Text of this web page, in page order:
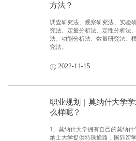
方法？
调查研究法、观察研究法、实验
究法、定量分析法、定性分析法
法、功能分析法、数量研究法、
究法。
2022-11-15
职业规划｜莫纳什大学
么样呢？
1、莫纳什大学拥有自己的莫纳
纳士大学提供特殊通路，国际留